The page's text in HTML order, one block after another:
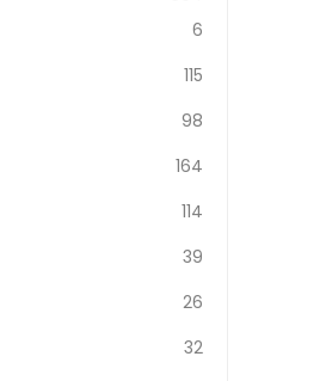
6
115
98
164
114
39
26
32